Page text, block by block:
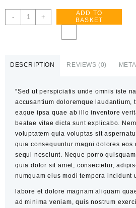
-
Dry
Fruits
+
ADD TO
BASKET
DESCRIPTION REVIEWS (0)
“Sed ut perspiciatis unde omnis iste
accusantium doloremque laudantium,
eaque ipsa quae ab illo inventore
beatae vitae dicta sunt explicabo.
voluptatem quia voluptas sit
quia consequuntur magni dolores eos
sequi nesciunt. Neque porro
quia dolor sit amet, consectetur,
numquam eius modi tempora incidunt
labore et dolore magnam aliquam
ad minima veniam, quis nostrum